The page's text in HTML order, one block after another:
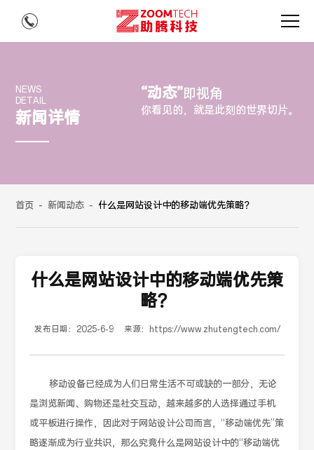
NEWS
DETAIL
新闻详情
“动态”即视角
你看见的，就是此刻的世界切片。
首页 - 新闻动态 - 什么是网站设计中的移动端优先策略？
什么是网站设计中的移动端优先策
略？
发布日期： 2025-6-9 来源： https://www.zhutengtech.com/
移动设备已经成为人们日常生活不可或缺的一部分，无论
是浏览新闻、购物还是社交互动，越来越多的人选择通过手机
或平板进行操作，因此对于网站设计公司而言，“移动端优先”策
略逐渐成为行业共识，那么究竟什么是网站设计中的“移动端优